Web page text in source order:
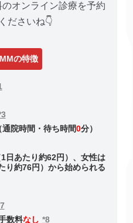
オンライン診療を予約
ださいね👇
の特徴
院時間・待ち時間0分）
日あたり約62円）、女性は
り約76円）から始められる
数料なし *8